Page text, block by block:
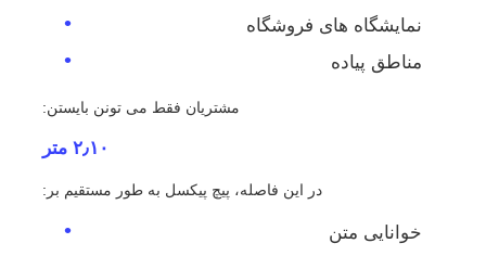
نمایشگاه های فروشگاه
مناطق پیاده
مشتریان فقط می تونن بایستن:
۲٫۱۰ متر
در این فاصله، پیچ پیکسل به طور مستقیم بر:
خوانایی متن